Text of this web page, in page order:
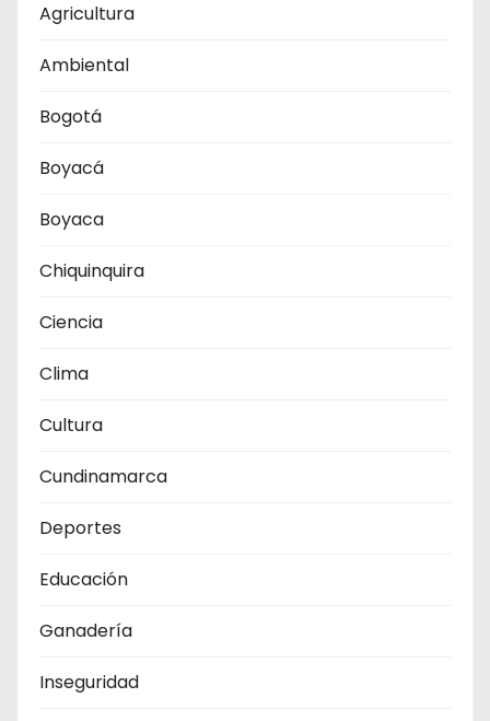
Agricultura
Ambiental
Bogotá
Boyacá
Boyaca
Chiquinquira
Ciencia
Clima
Cultura
Cundinamarca
Deportes
Educación
Ganadería
Inseguridad